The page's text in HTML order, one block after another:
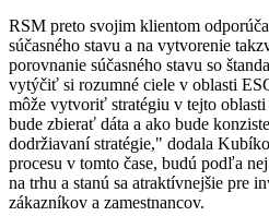
RSM preto svojim klientom
súčasného stavu a na vytvorenie
porovnanie súčasného stavu so
vytýčiť si rozumné ciele v oblasti
môže vytvoriť stratégiu v tejto
bude zbierať dáta a ako bude
dodržiavaní stratégie," dodala
procesu v tomto čase, budú podľa
na trhu a stanú sa atraktívnejšie pre
zákazníkov a zamestnancov.